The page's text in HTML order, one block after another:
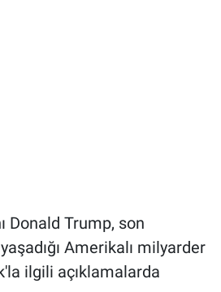
Donald Trump, son
Amerikalı milyarder
ilgili açıklamalarda